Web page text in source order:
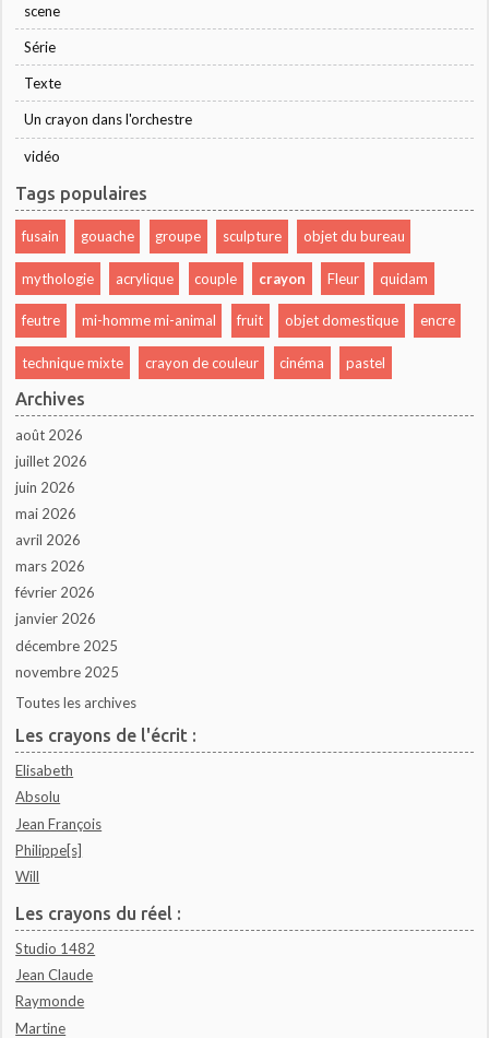
scene
Série
Texte
Un crayon dans l'orchestre
vidéo
Tags populaires
fusain gouache groupe sculpture objet du bureau
mythologie acrylique couple crayon Fleur quidam
feutre mi-homme mi-animal fruit objet domestique encre
technique mixte crayon de couleur cinéma pastel
Archives
août 2026
juillet 2026
juin 2026
mai 2026
avril 2026
mars 2026
février 2026
janvier 2026
décembre 2025
novembre 2025
Toutes les archives
Les crayons de l'écrit :
Elisabeth
Absolu
Jean François
Philippe[s]
Will
Les crayons du réel :
Studio 1482
Jean Claude
Raymonde
Martine